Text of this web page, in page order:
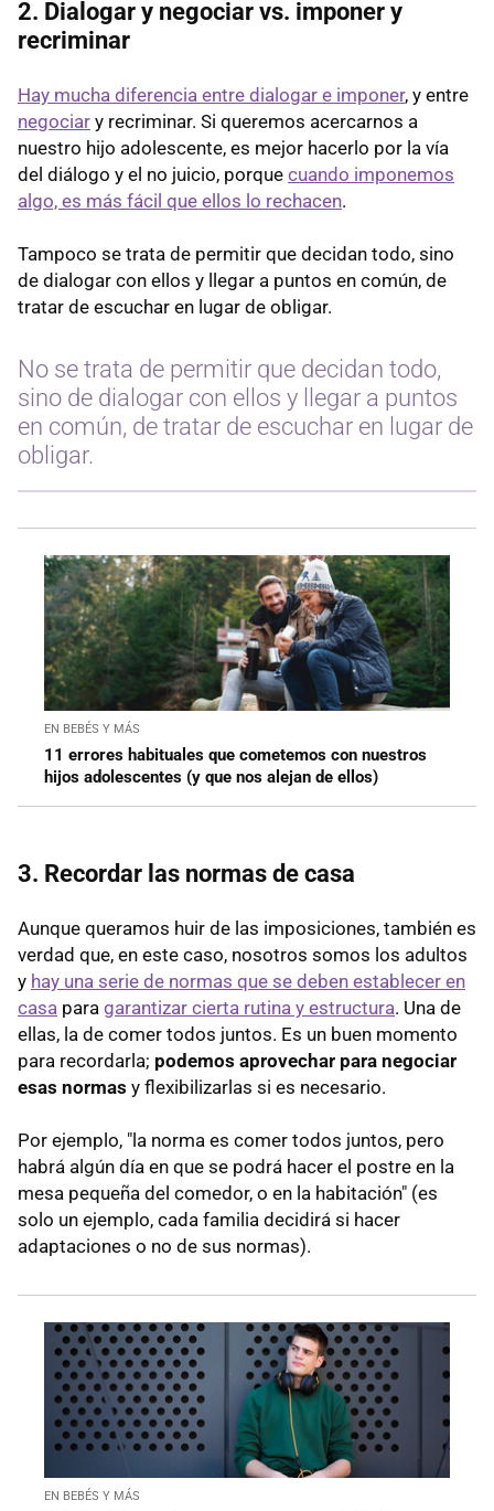
2. Dialogar y negociar vs. imponer y
recriminar
Hay mucha diferencia entre dialogar e imponer, y entre
negociar y recriminar. Si queremos acercarnos a
nuestro hijo adolescente, es mejor hacerlo por la vía
del diálogo y el no juicio, porque cuando imponemos
algo, es más fácil que ellos lo rechacen.
Tampoco se trata de permitir que decidan todo, sino
de dialogar con ellos y llegar a puntos en común, de
tratar de escuchar en lugar de obligar.
No se trata de permitir que decidan todo,
sino de dialogar con ellos y llegar a puntos
en común, de tratar de escuchar en lugar de
obligar.
EN BEBÉS Y MÁS
11 errores habituales que cometemos con nuestros
hijos adolescentes (y que nos alejan de ellos)
3. Recordar las normas de casa
Aunque queramos huir de las imposiciones, también es
verdad que, en este caso, nosotros somos los adultos
y hay una serie de normas que se deben establecer en
casa para garantizar cierta rutina y estructura. Una de
ellas, la de comer todos juntos. Es un buen momento
para recordarla; podemos aprovechar para negociar
esas normas y flexibilizarlas si es necesario.
Por ejemplo, "la norma es comer todos juntos, pero
habrá algún día en que se podrá hacer el postre en la
mesa pequeña del comedor, o en la habitación" (es
solo un ejemplo, cada familia decidirá si hacer
adaptaciones o no de sus normas).
EN BEBÉS Y MÁS